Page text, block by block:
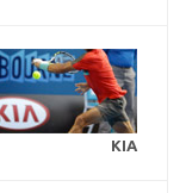
KIA